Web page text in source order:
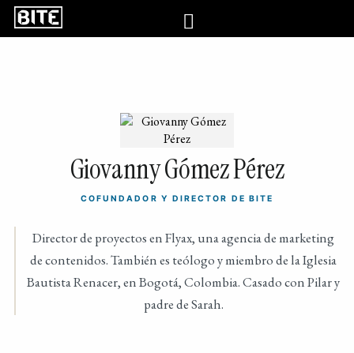
Giovanny Gómez Pérez
COFUNDADOR Y DIRECTOR DE BITE
Director de proyectos en Flyax, una agencia de marketing
de contenidos. También es teólogo y miembro de la Iglesia
Bautista Renacer, en Bogotá, Colombia. Casado con Pilar y
padre de Sarah.